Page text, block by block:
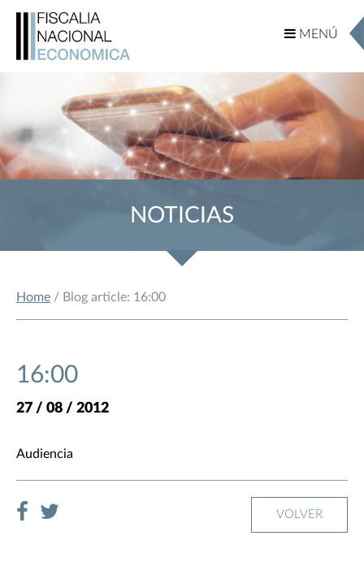
MENÚ
MENÚ
NOTICIAS
Home / Blog article: 16:00
16:00
27 / 08 / 2012
Audiencia
VOLVER